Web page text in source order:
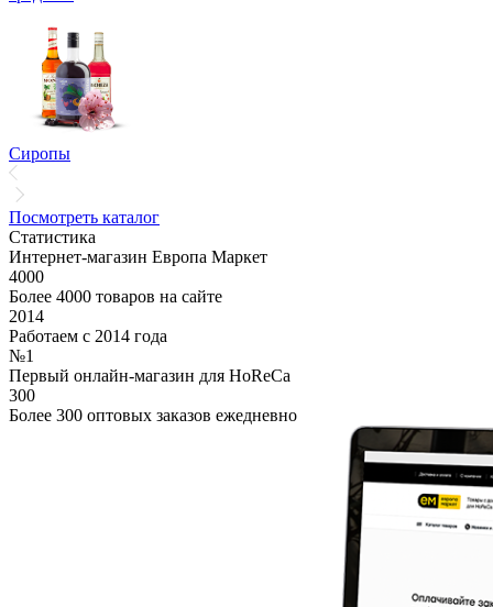
Сиропы
Посмотреть каталог
Статистика
Интернет-магазин Европа Маркет
4000
Более 4000 товаров на сайте
2014
Работаем с 2014 года
№1
Первый онлайн-магазин для HoReCa
300
Более 300 оптовых заказов ежедневно